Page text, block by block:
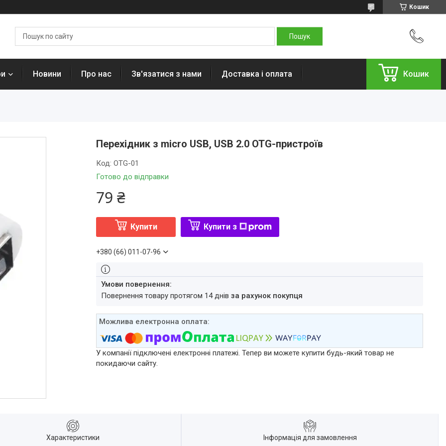
Кошик
Новини Про нас Зв'язатися з нами Доставка і оплата Кошик
Перехідник з micro USB, USB 2.0 OTG-пристроїв
Готово до відправки
Код:OTG-01
79 ₴
Купити Купити з
+380 (66) 011-07-96
повернення товару протягом 14 днівза рахунок покупця
У компанії підключені електронні платежі. Тепер ви можете купити будь-який товар не
покидаючи сайту.
Характеристики Інформація для замовлення